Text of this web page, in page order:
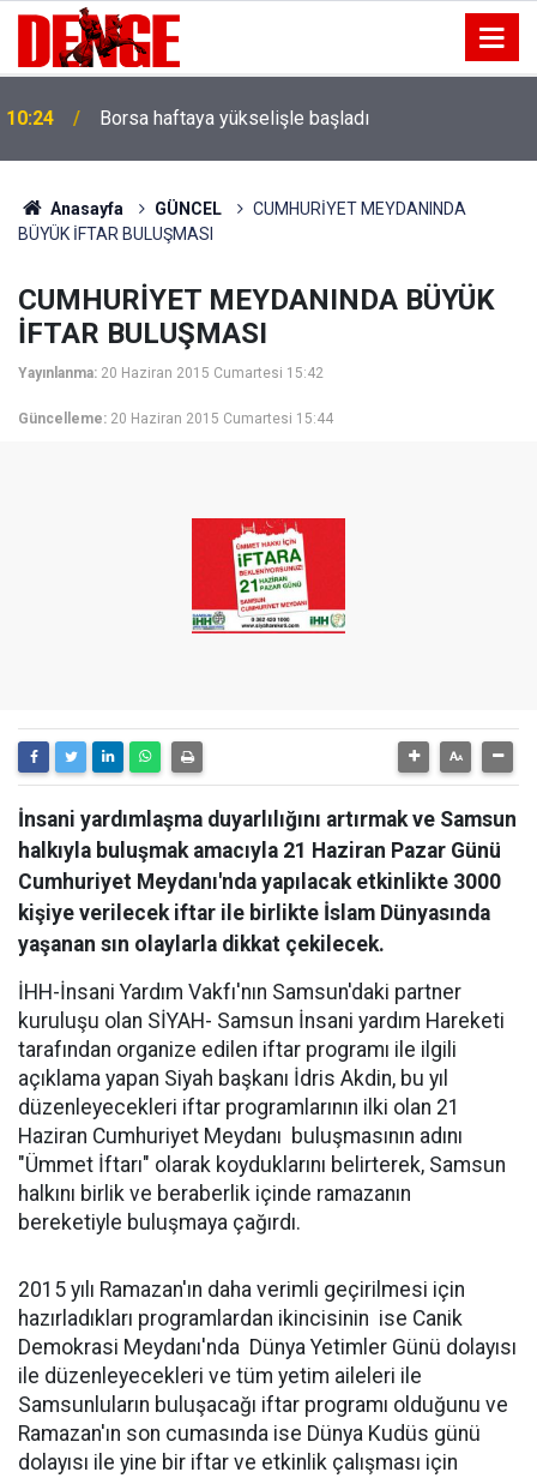
10:24 Borsa haftaya yükselişle başladı
Anasayfa GÜNCEL
CUMHURİYET MEYDANINDA
BÜYÜK İFTAR BULUŞMASI
CUMHURİYET MEYDANINDA BÜYÜK
İFTAR BULUŞMASI
Yayınlanma: 20 Haziran 2015 Cumartesi 15:42
Güncelleme: 20 Haziran 2015 Cumartesi 15:44
İnsani yardımlaşma duyarlılığını artırmak ve Samsun
halkıyla buluşmak amacıyla 21 Haziran Pazar Günü
Cumhuriyet Meydanı'nda yapılacak etkinlikte 3000
kişiye verilecek iftar ile birlikte İslam Dünyasında
yaşanan sın olaylarla dikkat çekilecek.
İHH-İnsani Yardım Vakfı'nın Samsun'daki partner
kuruluşu olan SİYAH- Samsun İnsani yardım Hareketi
tarafından organize edilen iftar programı ile ilgili
açıklama yapan Siyah başkanı İdris Akdin, bu yıl
düzenleyecekleri iftar programlarının ilki olan 21
Haziran Cumhuriyet Meydanı buluşmasının adını
"Ümmet İftarı" olarak koyduklarını belirterek, Samsun
halkını birlik ve beraberlik içinde ramazanın
bereketiyle buluşmaya çağırdı.
2015 yılı Ramazan'ın daha verimli geçirilmesi için
hazırladıkları programlardan ikincisinin ise Canik
Demokrasi Meydanı'nda Dünya Yetimler Günü dolayısı
ile düzenleyecekleri ve tüm yetim aileleri ile
Samsunluların buluşacağı iftar programı olduğunu ve
Ramazan'ın son cumasında ise Dünya Kudüs günü
dolayısı ile yine bir iftar ve etkinlik çalışması için